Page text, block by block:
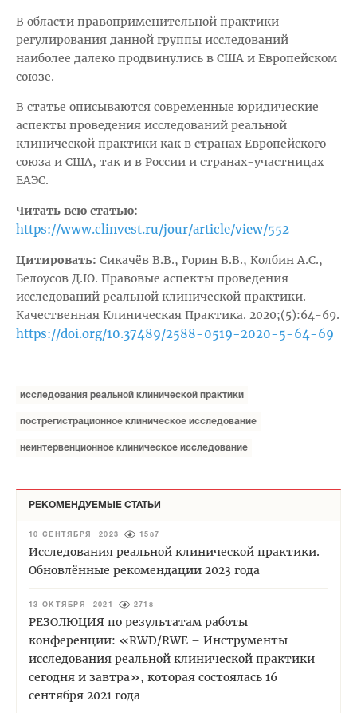
В области правоприменительной практики
регулирования данной группы исследований
наиболее далеко продвинулись в США и Европейском
союзе.
В статье описываются современные юридические
аспекты проведения исследований реальной
клинической практики как в странах Европейского
союза и США, так и в России и странах-участницах
ЕАЭС.
Читать всю статью:
https://www.clinvest.ru/jour/article/view/552
Цитировать: Сикачёв В.В., Горин В.В., Колбин А.С.,
Белоусов Д.Ю. Правовые аспекты проведения
исследований реальной клинической практики.
Качественная Клиническая Практика. 2020;(5):64-69.
https://doi.org/10.37489/2588-0519-2020-5-64-69
исследования реальной клинической практики
пострегистрационное клиническое исследование
неинтервенционное клиническое исследование
РЕКОМЕНДУЕМЫЕ СТАТЬИ
10 СЕНТЯБРЯ 2023 1587
Исследования реальной клинической практики.
Обновлённые рекомендации 2023 года
13 ОКТЯБРЯ 2021 2718
РЕЗОЛЮЦИЯ по результатам работы
конференции: «RWD/RWE – Инструменты
исследования реальной клинической практики
сегодня и завтра», которая состоялась 16
сентября 2021 года